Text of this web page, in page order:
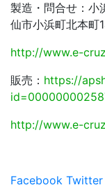
製造・問合せ：
仙市小浜町北本町
http://www.e-
販売： https://
http://www.e-
Facebook Twitter